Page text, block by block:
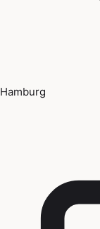
Hamburg